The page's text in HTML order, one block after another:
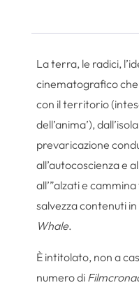
La terra, le radici,
cinematografico
con il territorio
dell’anima’),
prevaricazione
all’autocoscienza e
all’”alzati e
salvezza contenuti
Whale.
È intitolato, non a
numero di